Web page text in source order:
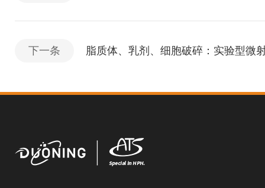
下一条 脂质体、乳剂、细胞破碎：实验型微